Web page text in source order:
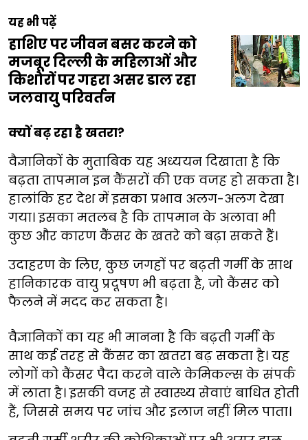
यह भी पढ़ें
हाशिए पर जीवन बसर करने को
मजबूर दिल्ली के महिलाओं और
किशोरों पर गहरा असर डाल रहा
जलवायु परिवर्तन
क्यों बढ़ रहा है खतरा?
वैज्ञानिकों के मुताबिक यह अध्ययन दिखाता है कि
बढ़ता तापमान इन कैंसरों की एक वजह हो सकता है।
हालांकि हर देश में इसका प्रभाव अलग-अलग देखा
गया। इसका मतलब है कि तापमान के अलावा भी
कुछ और कारण कैंसर के खतरे को बढ़ा सकते हैं।
उदाहरण के लिए, कुछ जगहों पर बढ़ती गर्मी के साथ
हानिकारक वायु प्रदूषण भी बढ़ता है, जो कैंसर को
फैलने में मदद कर सकता है।
वैज्ञानिकों का यह भी मानना है कि बढ़ती गर्मी के
साथ कई तरह से कैंसर का खतरा बढ़ सकता है। यह
लोगों को कैंसर पैदा करने वाले केमिकल्स के संपर्क
में लाता है। इसकी वजह से स्वास्थ्य सेवाएं बाधित होती
हैं, जिससे समय पर जांच और इलाज नहीं मिल पाता।